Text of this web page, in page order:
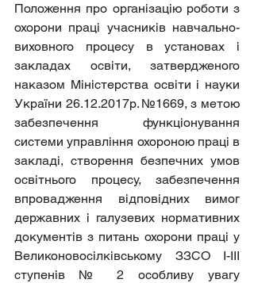
Положення про організацію роботи з
охорони праці учасників навчально-
виховного процесу в установах і
закладах освіти, затвердженого
наказом Міністерства освіти і науки
України 26.12.2017р. №1669, з метою
забезпечення функціонування
системи управління охороною праці в
закладі, створення безпечних умов
освітнього процесу, забезпечення
впровадження відповідних вимог
державних і галузевих нормативних
документів з питань охорони праці у
Великоновосілківському ЗЗСО І-ІІІ
ступенів № 2 особливу увагу